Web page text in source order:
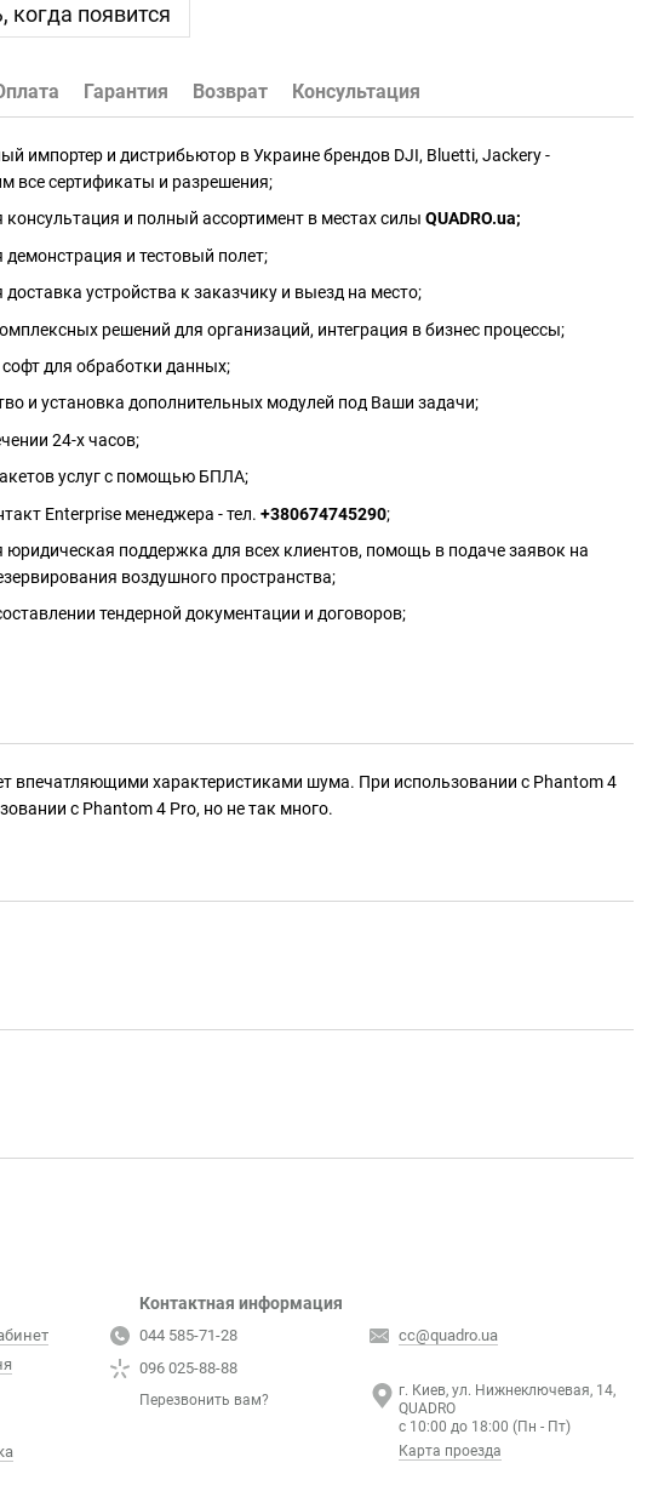
когда появится
Гарантия Возврат Консультация
импортер и дистрибьютор в Украине брендов DJI, Bluetti, Jackery -
все сертификаты и разрешения;
консультация и полный ассортимент в местах силы QUADRO.ua;
демонстрация и тестовый полет;
доставка устройства к заказчику и выезд на место;
решений для организаций, интеграция в бизнес процессы;
для обработки данных;
и установка дополнительных модулей под Ваши задачи;
24-х часов;
услуг с помощью БПЛА;
Enterprise менеджера - тел. +380674745290;
юридическая поддержка для всех клиентов, помощь в подаче заявок на
воздушного пространства;
тендерной документации и договоров;
впечатляющими характеристиками шума. При использовании с Phantom 4
с Phantom 4 Pro, но не так много.
Контактная информация
044 585-71-28
096 025-88-88
Перезвонить вам?
cc@quadro.ua
г. Киев, ул. Нижнеключевая, 14,
QUADRO
с 10:00 до 18:00 (Пн - Пт)
Карта проезда